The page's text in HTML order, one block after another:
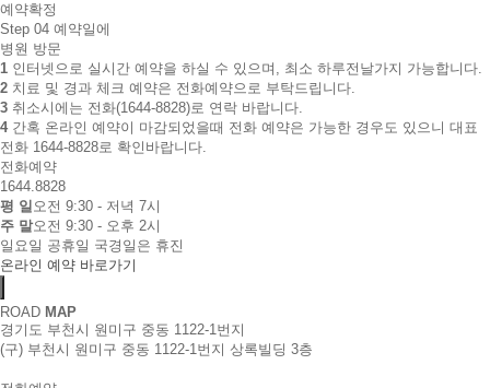
예약확정
Step 04 예약일에
병원 방문
1 인터넷으로 실시간 예약을 하실 수 있으며, 최소 하루전날가지 가능합니다.
2 치료 및 경과 체크 예약은 전화예약으로 부탁드립니다.
3 취소시에는 전화(1644-8828)로 연락 바랍니다.
4 간혹 온라인 예약이 마감되었을때 전화 예약은 가능한 경우도 있으니 대표
전화 1644-8828로 확인바랍니다.
전화예약
1644.8828
평 일 오전 9:30 - 저녁 7시
주 말오전 9:30 - 오후 2시
일요일 공휴일 국경일은 휴진
온라인 예약 바로가기
ROAD MAP
경기도 부천시 원미구 중동 1122-1번지
(구) 부천시 원미구 중동 1122-1번지 상록빌딩 3층